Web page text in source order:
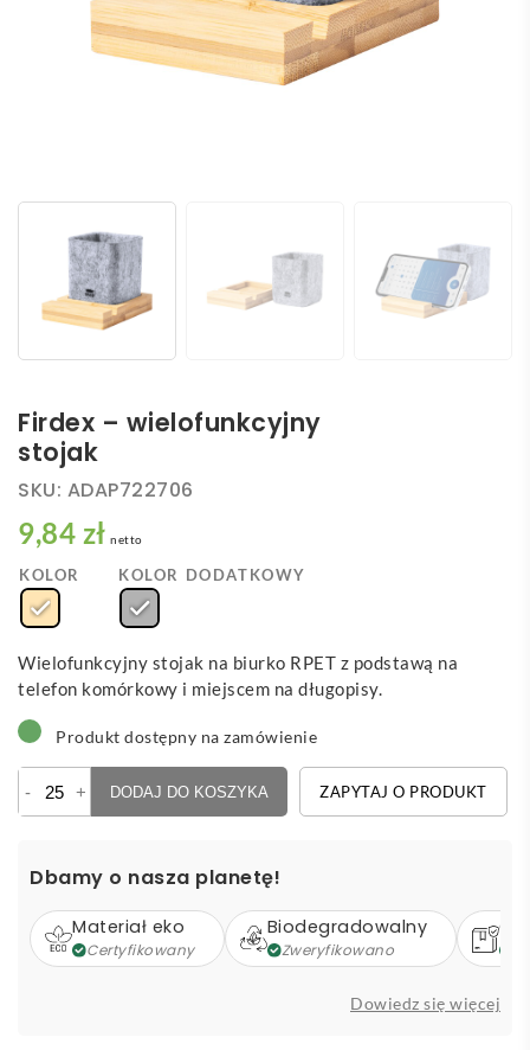
Firdex – wielofunkcyjny
stojak
SKU: ADAP722706
9,84 zł netto
KOLOR KOLOR DODATKOWY
Wielofunkcyjny stojak na biurko RPET z podstawą na
telefon komórkowy i miejscem na długopisy.
Produkt dostępny na zamówienie
-
Firdex
stojak
+ DODAJ DO KOSZYKA ZAPYTAJ O PRODUKT
Dbamy o nasza planetę!
Materiał eko
Certyfikowany
Biodegradowalny
Zweryfikowano
Dowiedz się więcej